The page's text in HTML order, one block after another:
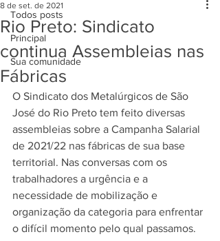
Todos posts
Principal
Sua comunidade
Rio Preto: Sindicato
continua Assembleias nas
Fábricas
8 de set. de 2021
O Sindicato dos Metalúrgicos de São
José do Rio Preto tem feito diversas
assembleias sobre a Campanha Salarial
de 2021/22 nas fábricas de sua base
territorial. Nas conversas com os
trabalhadores a urgência e a
necessidade de mobilização e
organização da categoria para enfrentar
o difícil momento pelo qual passamos.